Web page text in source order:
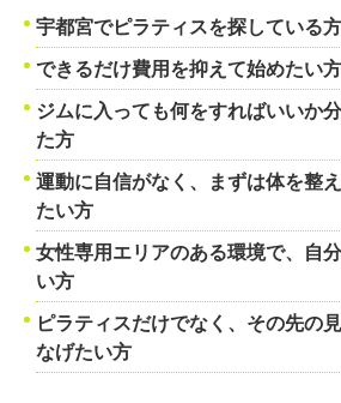
宇都宮でピラティスを探している方
できるだけ費用を抑えて始めたい方
ジムに入っても何をすればいいか
た方
運動に自信がなく、まずは体を整
たい方
女性専用エリアのある環境で、自
い方
ピラティスだけでなく、その先の
なげたい方